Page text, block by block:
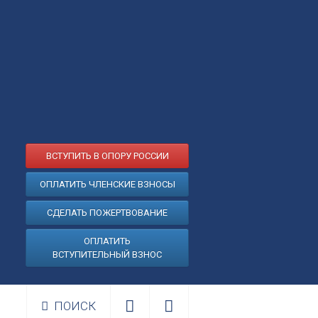
ВСТУПИТЬ В ОПОРУ РОССИИ
ОПЛАТИТЬ ЧЛЕНСКИЕ ВЗНОСЫ
СДЕЛАТЬ ПОЖЕРТВОВАНИЕ
ОПЛАТИТЬ
ВСТУПИТЕЛЬНЫЙ ВЗНОС
ПОИСК